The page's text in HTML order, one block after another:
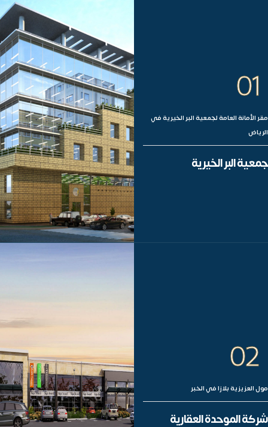
مقر الأمانة العامة لجمعية البر الخيرية في
الرياض
جمعية البر الخيرية
01
مول العزيزية بلازا في الخبر
شركة الموحدة العقارية
02